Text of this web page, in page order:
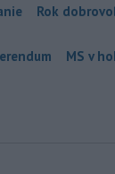
Rok
MS v